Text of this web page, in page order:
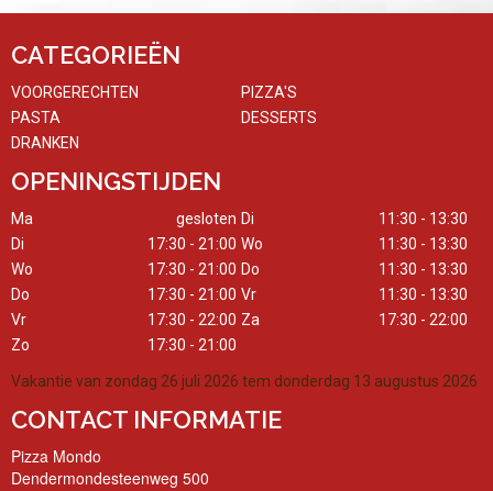
CATEGORIEËN
VOORGERECHTEN
PIZZA'S
PASTA
DESSERTS
DRANKEN
OPENINGSTIJDEN
Ma gesloten Di
11:30 - 13:30
Di
17:30 - 21:00 Wo
11:30 - 13:30
Wo
17:30 - 21:00 Do
11:30 - 13:30
Do
17:30 - 21:00 Vr
11:30 - 13:30
Vr
17:30 - 22:00 Za
17:30 - 22:00
Zo
17:30 - 21:00
Vakantie van zondag 26 juli 2026 tem donderdag 13 augustus 2026
CONTACT INFORMATIE
Pizza Mondo
Dendermondesteenweg 500